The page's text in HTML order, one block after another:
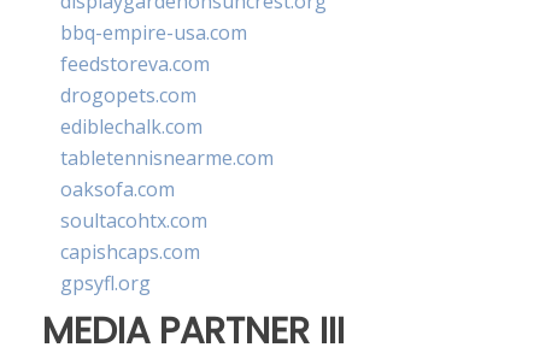
bbq-empire-usa.com
feedstoreva.com
drogopets.com
ediblechalk.com
tabletennisnearme.com
oaksofa.com
soultacohtx.com
capishcaps.com
gpsyfl.org
MEDIA PARTNER III